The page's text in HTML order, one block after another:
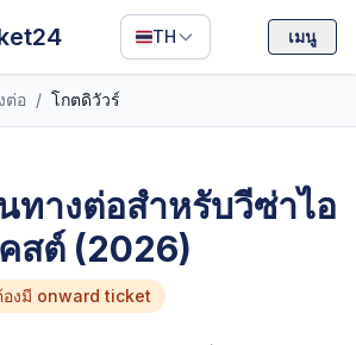
TH
Filipino
Deutsch
เมนู
ต่อ / โกตดิวัวร์
ทางต่อสำหรับวีซ่าไอ
สต์ (2026)
งมี onward ticket